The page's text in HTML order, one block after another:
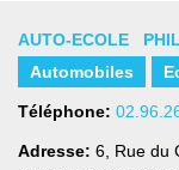
AUTO-ECOLE
Automobiles
Téléphone:
Adresse: 6, Rue du